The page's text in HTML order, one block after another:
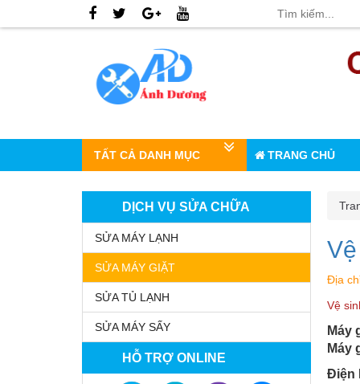
TẤT CẢ DANH MỤC TRANG CHỦ
DỊCH VỤ SỬA CHỮA
SỬA MÁY LẠNH
SỬA MÁY GIẶT
SỬA TỦ LẠNH
SỬA MÁY SẤY
HỖ TRỢ ONLINE
Địa
Vệ
Máy
Máy
Điện